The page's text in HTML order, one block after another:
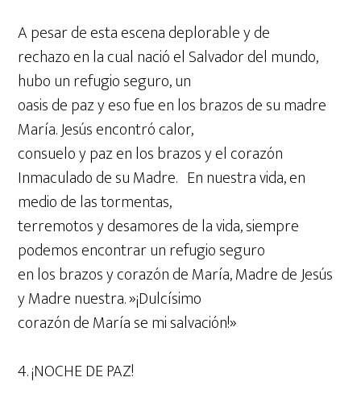
A pesar de esta escena deplorable y de
rechazo en la cual nació el Salvador del mundo,
hubo un refugio seguro, un
oasis de paz y eso fue en los brazos de su madre
María. Jesús encontró calor,
consuelo y paz en los brazos y el corazón
Inmaculado de su Madre. En nuestra vida, en
medio de las tormentas,
terremotos y desamores de la vida, siempre
podemos encontrar un refugio seguro
en los brazos y corazón de María, Madre de Jesús
y Madre nuestra. »¡Dulcísimo
corazón de María se mi salvación!»
4. ¡NOCHE DE PAZ!